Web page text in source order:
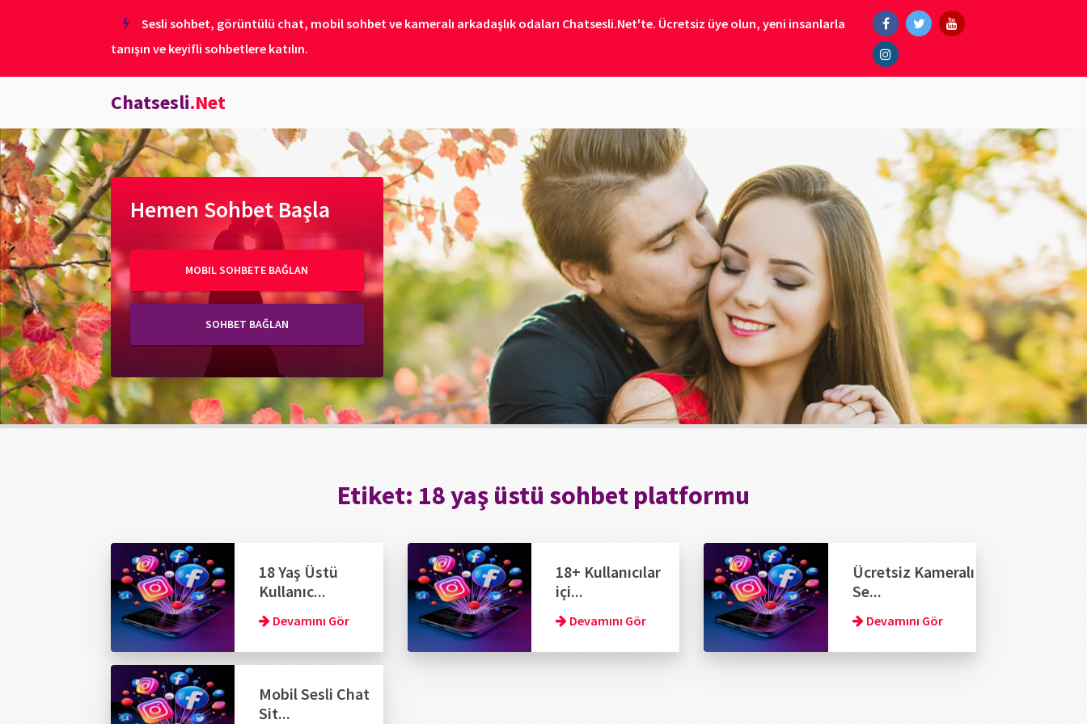
Sesli sohbet, görüntülü chat, mobil sohbet ve kameralı arkadaşlık odaları Chatsesli.Net'te. Ücretsiz üye olun, yeni insanlarla
tanışın ve keyifli sohbetlere katılın.
Chatsesli.Net
Hemen Sohbet Başla
MOBIL SOHBETE BAĞLAN
SOHBET BAĞLAN
Etiket: 18 yaş üstü sohbet platformu
18 Yaş Üstü
Kullanıc...
Devamını Gör
18+ Kullanıcılar
içi...
Devamını Gör
Ücretsiz Kameralı
Se...
Devamını Gör
Mobil Sesli Chat
Sit...